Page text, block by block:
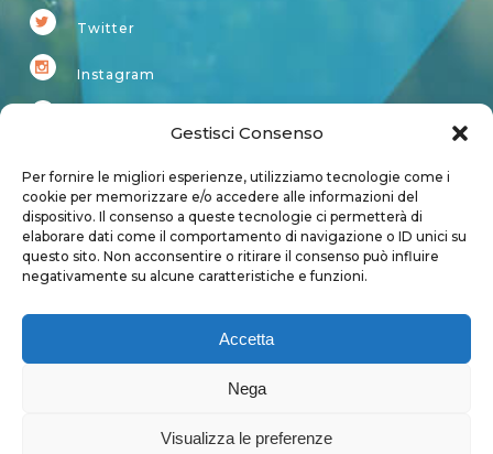
Gestisci Consenso
Per fornire le migliori esperienze, utilizziamo tecnologie come i
cookie per memorizzare e/o accedere alle informazioni del
dispositivo. Il consenso a queste tecnologie ci permetterà di
elaborare dati come il comportamento di navigazione o ID unici su
questo sito. Non acconsentire o ritirare il consenso può influire
negativamente su alcune caratteristiche e funzioni.
Accetta
Nega
Visualizza le preferenze
Twitter
Instagram
Account
Login